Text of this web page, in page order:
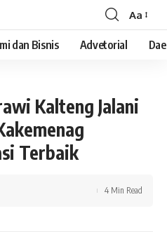
Font
Resizer
Aa
dan Bisnis Advetorial
Kalteng Jalani
Terbaik
4 Min Read